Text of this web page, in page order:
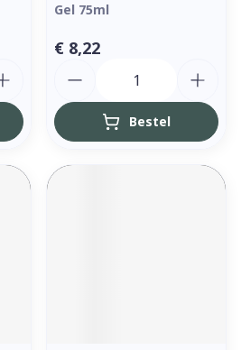
Gel 75ml
€ 8,22
Bestel